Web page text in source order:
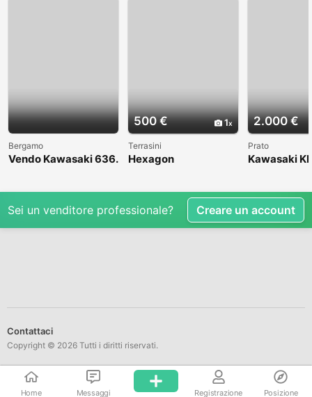
Bergamo
Vendo Kawasaki 636.
500 € 1
Terrasini
Hexagon
2.000 €
Prato
Kawasaki
Sei un venditore professionale? Creare un account
Contattaci
Copyright © 2026 Tutti i diritti riservati.
Home Messaggi Registrazione Posizione